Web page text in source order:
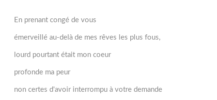
En prenant congé de vous
émerveillé au-delà de mes rêves les plus fous,
lourd pourtant était mon coeur
profonde ma peur
non certes d'avoir interrompu à votre demande